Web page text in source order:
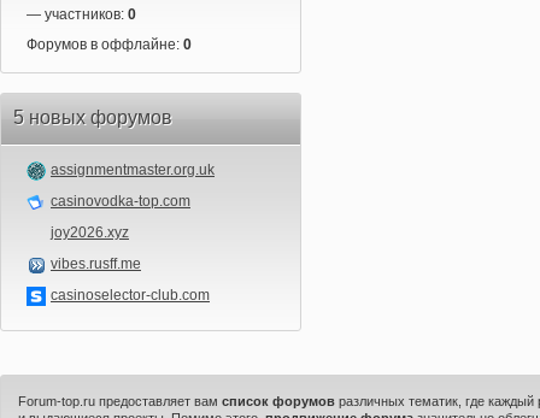
— участников: 0
Форумов в оффлайне: 0
5 новых форумов
assignmentmaster.org.uk
casinovodka-top.com
joy2026.xyz
vibes.rusff.me
casinoselector-club.com
Forum-top.ru предоставляет вамсписок форумов различных тематик, где